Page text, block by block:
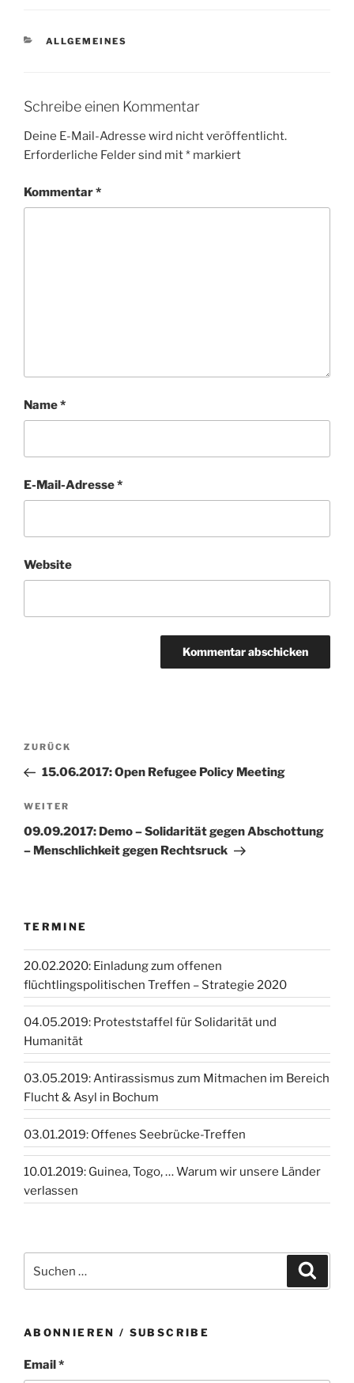
KATEGORIEN
ALLGEMEINES
Schreibe einen Kommentar
Deine E-Mail-Adresse wird nicht veröffentlicht.
Erforderliche Felder sind mit* markiert
Kommentar*
Name*
E-Mail-Adresse*
Website
Beitragsnavigation
Vorheriger
Beitrag
ZURÜCK
15.06.2017: Open Refugee Policy Meeting
Nächster
Beitrag
WEITER
09.09.2017: Demo – Solidarität gegen Abschottung
– Menschlichkeit gegen Rechtsruck
TERMINE
20.02.2020: Einladung zum offenen
flüchtlingspolitischen Treffen – Strategie 2020
04.05.2019: Proteststaffel für Solidarität und
Humanität
03.05.2019: Antirassismus zum Mitmachen im Bereich
Flucht & Asyl in Bochum
03.01.2019: Offenes Seebrücke-Treffen
10.01.2019: Guinea, Togo, … Warum wir unsere Länder
verlassen
nach:
ABONNIEREN / SUBSCRIBE
Email *